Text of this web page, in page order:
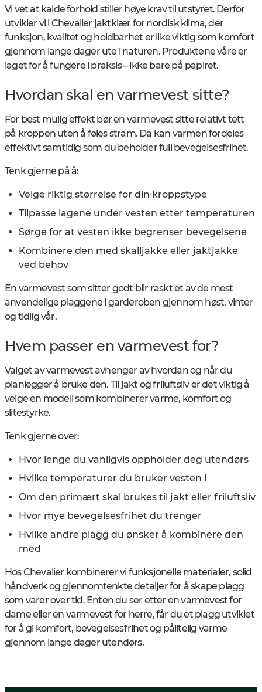
Vi vet at kalde forhold stiller høye krav til utstyret. Derfor
utvikler vi i Chevalier jaktklær for nordisk klima, der
funksjon, kvalitet og holdbarhet er like viktig som komfort
gjennom lange dager ute i naturen. Produktene våre er
laget for å fungere i praksis – ikke bare på papiret.
Hvordan skal en varmevest sitte?
For best mulig effekt bør en varmevest sitte relativt tett
på kroppen uten å føles stram. Da kan varmen fordeles
effektivt samtidig som du beholder full bevegelsesfrihet.
Tenk gjerne på å:
Velge riktig størrelse for din kroppstype
Tilpasse lagene under vesten etter temperaturen
Sørge for at vesten ikke begrenser bevegelsene
Kombinere den med skalljakke eller jaktjakke
ved behov
En varmevest som sitter godt blir raskt et av de mest
anvendelige plaggene i garderoben gjennom høst, vinter
og tidlig vår.
Hvem passer en varmevest for?
Valget av varmevest avhenger av hvordan og når du
planlegger å bruke den. Til jakt og friluftsliv er det viktig å
velge en modell som kombinerer varme, komfort og
slitestyrke.
Tenk gjerne over:
Hvor lenge du vanligvis oppholder deg utendørs
Hvilke temperaturer du bruker vesten i
Om den primært skal brukes til jakt eller friluftsliv
Hvor mye bevegelsesfrihet du trenger
Hvilke andre plagg du ønsker å kombinere den
med
Hos Chevalier kombinerer vi funksjonelle materialer, solid
håndverk og gjennomtenkte detaljer for å skape plagg
som varer over tid. Enten du ser etter en varmevest for
dame eller en varmevest for herre, får du et plagg utviklet
for å gi komfort, bevegelsesfrihet og pålitelig varme
gjennom lange dager utendørs.